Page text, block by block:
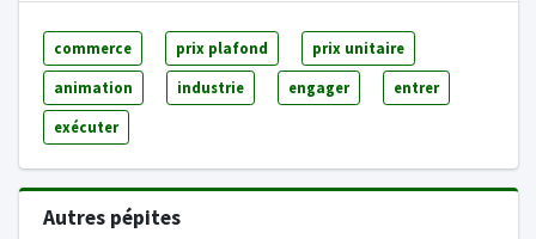
commerce prix plafond prix unitaire
animation industrie engager entrer
exécuter
Autres pépites